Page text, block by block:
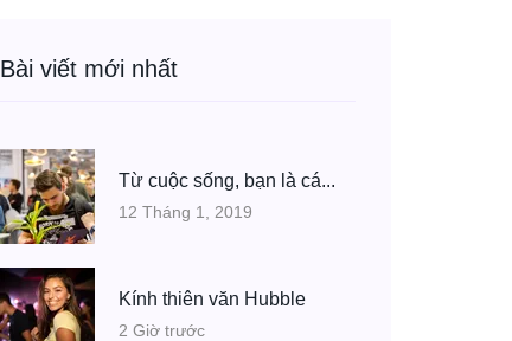
Bài viết mới nhất
Từ cuộc sống, bạn là cá...
12 Tháng 1, 2019
Kính thiên văn Hubble
2 Giờ trước